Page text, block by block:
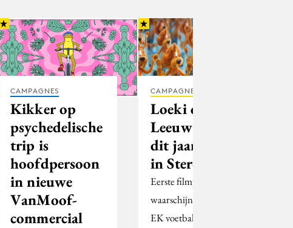
CAMPAGNES
Kikker op
psychedelische
trip is
hoofdpersoon
in nieuwe
VanMoof-
commercial
CAMPAGNES
Loeki de
Leeuw keert
dit jaar terug
in Ster-blok
Eerste filmpjes
waarschijnlijk rond het
EK voetbal te zien.